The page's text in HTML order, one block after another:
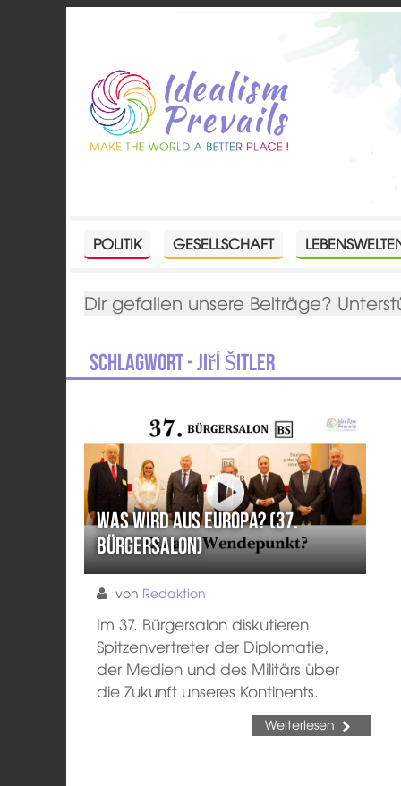
POLITIK GESELLSCHAFT
Dir gefallen unsere Beiträge?
Schlagwort - Jiří Šitler
Was wird aus Europa? (37.
Bürgersalon)
von Redaktion
Im 37. Bürgersalon diskutieren
Spitzenvertreter der Diplomatie,
der Medien und des Militärs über
die Zukunft unseres Kontinents.
Weiterlesen